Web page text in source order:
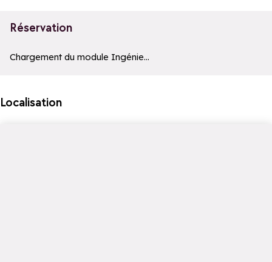
Réservation
Le moteur de recherche ci-dessous est fourni par un
Chargement du module Ingénie...
Localisation